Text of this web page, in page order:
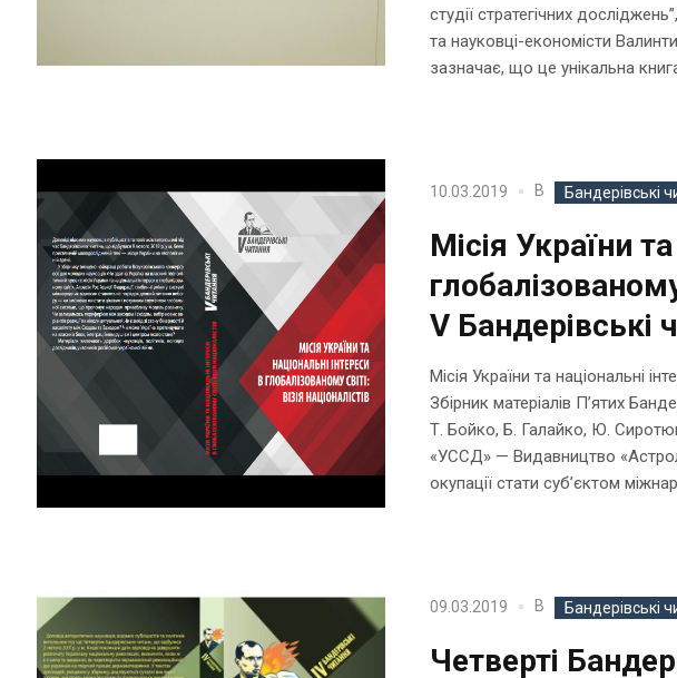
студії стратегічних
та науковці-економісти
зазначає, що це унікальна
10.03.2019 В Бандерівські
Місія України
глобалізованому
V Бандерівські
Місія України та національні
Збірник матеріалів П’ятих
Т. Бойко, Б. Галайко, Ю.
«УССД» — Видавництво
окупації стати суб’єктом
09.03.2019 В Бандерівські
Четверті